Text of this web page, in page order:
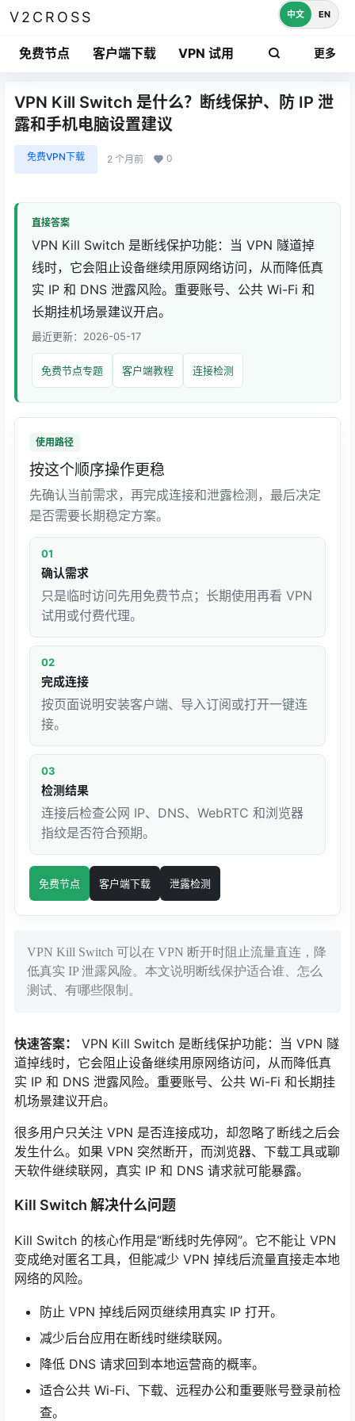
V2CROSS
免费节点 客户端下载 VPN 试用 更多
中文 EN
VPN Kill Switch 是什么？断线保护、防 IP 泄
露和手机电脑设置建议
免费VPN下载 2 个月前 0
直接答案
VPN Kill Switch 是断线保护功能：当 VPN 隧道掉
线时，它会阻止设备继续用原网络访问，从而降低真
实 IP 和 DNS 泄露风险。重要账号、公共 Wi-Fi 和
长期挂机场景建议开启。
最近更新：2026-05-17
免费节点专题 客户端教程 连接检测
使用路径
按这个顺序操作更稳
先确认当前需求，再完成连接和泄露检测，最后决定
是否需要长期稳定方案。
01
确认需求
只是临时访问先用免费节点；长期使用再看 VPN
试用或付费代理。
02
完成连接
按页面说明安装客户端、导入订阅或打开一键连
接。
03
检测结果
连接后检查公网 IP、DNS、WebRTC 和浏览器
指纹是否符合预期。
免费节点 客户端下载 泄露检测
VPN Kill Switch 可以在 VPN 断开时阻止流量直连，降
低真实 IP 泄露风险。本文说明断线保护适合谁、怎么
测试、有哪些限制。
快速答案：
VPN Kill Switch 是断线保护功能：当 VPN 隧
道掉线时，它会阻止设备继续用原网络访问，从而降低真
实 IP 和 DNS 泄露风险。重要账号、公共 Wi-Fi 和长期挂
机场景建议开启。
很多用户只关注 VPN 是否连接成功，却忽略了断线之后会
发生什么。如果 VPN 突然断开，而浏览器、下载工具或聊
天软件继续联网，真实 IP 和 DNS 请求就可能暴露。
Kill Switch 解决什么问题
Kill Switch 的核心作用是“断线时先停网”。它不能让 VPN
变成绝对匿名工具，但能减少 VPN 掉线后流量直接走本地
网络的风险。
防止 VPN 掉线后网页继续用真实 IP 打开。
减少后台应用在断线时继续联网。
降低 DNS 请求回到本地运营商的概率。
适合公共 Wi-Fi、下载、远程办公和重要账号登录前检
查。